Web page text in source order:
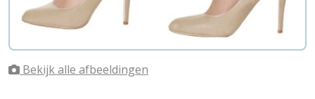
Bekijk alle afbeeldingen